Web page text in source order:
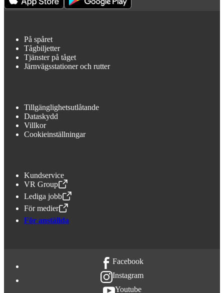
På spåret
Tågbiljetter
Tjänster på tåget
Järnvägsstationer och rutter
Tillgänglighetsutlåtande
Dataskydd
Villkor
Cookieinställningar
Kundservice
VR Group
,Öppnas i en ny flik
Lediga jobb
,Öppnas i en ny flik
För medier
,Öppnas i en ny flik
För anställda
Facebook
Instagram
Youtube